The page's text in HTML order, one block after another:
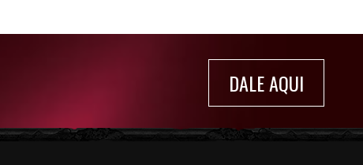
DALE AQUI